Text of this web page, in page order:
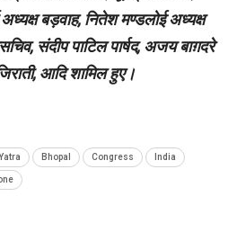
बड़वाह, नितेश मण्डलोई अध्यक्ष
संदीप पाटिल पार्षद, अजय बाग़दरे
आदि शामिल हुए।
Bhopal Congress India